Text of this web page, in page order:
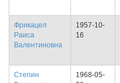
Фрикацел
Раиса
Валентиновна
1957-10-
16
Степин
1968-05-